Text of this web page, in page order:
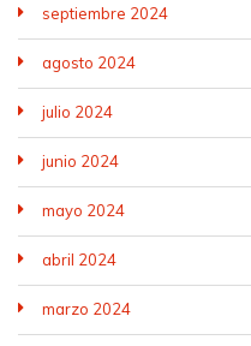
septiembre 2024
agosto 2024
julio 2024
junio 2024
mayo 2024
abril 2024
marzo 2024